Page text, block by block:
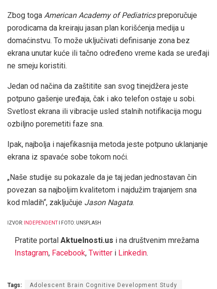
Zbog toga American Academy of Pediatricspreporučuje
porodicama da kreiraju jasan plan korišćenja medija u
domaćinstvu. To može uključivati definisanje zona bez
ekrana unutar kuće ili tačno određeno vreme kada se uređaji
ne smeju koristiti.
Jedan od načina da zaštitite san svog tinejdžera jeste
potpuno gašenje uređaja, čak i ako telefon ostaje u sobi.
Svetlost ekrana ili vibracije usled stalnih notifikacija mogu
ozbiljno poremetiti faze sna.
Ipak, najbolja i najefikasnija metoda jeste potpuno uklanjanje
ekrana iz spavaće sobe tokom noći.
„Naše studije su pokazale da je taj jedan jednostavan čin
povezan sa najboljim kvalitetom i najdužim trajanjem sna
kod mladih“, zaključuje Jason Nagata.
IZVOR: INDEPENDENTI FOTO: UNSPLASH
Pratite portal Aktuelnosti.us i na društvenim mrežama
Instagram, Facebook, Twitter i Linkedin.
Tags: Adolescent Brain Cognitive Development Study